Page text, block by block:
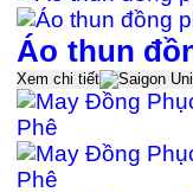
Áo thun
Xem chi tiết